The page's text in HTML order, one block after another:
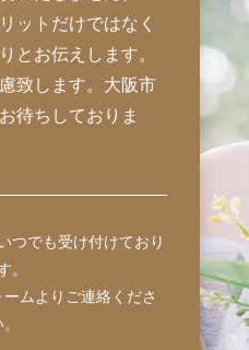
ットだけではなく
とお伝えします。
致します。大阪市
待ちしておりま
つでも受け付けており
。
ムよりご連絡くださ